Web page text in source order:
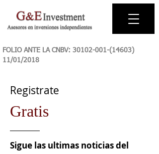
FOLIO ANTE LA CNBV: 30102-001-(14603)
11/01/2018
Registrate
Gratis
Sigue las ultimas noticias del